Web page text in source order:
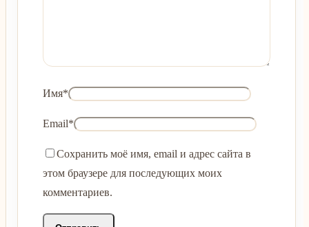
Имя*
Email*
Сохранить моё имя, email и адрес сайта в
этом браузере для последующих моих
комментариев.